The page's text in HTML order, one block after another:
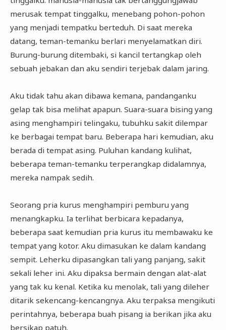
merusak tempat tinggalku, menebang pohon-pohon
yang menjadi tempatku berteduh. Di saat mereka
datang, teman-temanku berlari menyelamatkan diri.
Burung-burung ditembaki, si kancil tertangkap oleh
sebuah jebakan dan aku sendiri terjebak dalam jaring.
Aku tidak tahu akan dibawa kemana, pandanganku
gelap tak bisa melihat apapun. Suara-suara bising yang
asing menghampiri telingaku, tubuhku sakit dilempar
ke berbagai tempat baru. Beberapa hari kemudian, aku
berada di tempat asing. Puluhan kandang kulihat,
beberapa teman-temanku terperangkap didalamnya,
mereka nampak sedih.
Seorang pria kurus menghampiri pemburu yang
menangkapku. Ia terlihat berbicara kepadanya,
beberapa saat kemudian pria kurus itu membawaku ke
tempat yang kotor. Aku dimasukan ke dalam kandang
sempit. Leherku dipasangkan tali yang panjang, sakit
sekali leher ini. Aku dipaksa bermain dengan alat-alat
yang tak ku kenal. Ketika ku menolak, tali yang dileher
ditarik sekencang-kencangnya. Aku terpaksa mengikuti
perintahnya, beberapa buah pisang ia berikan jika aku
bersikap patuh.